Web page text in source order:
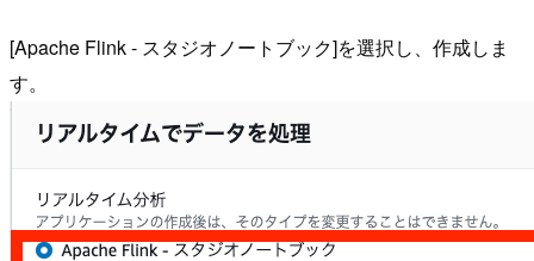
[Apache Flink - スタジオノートブック]を選択し、作成しま
す。